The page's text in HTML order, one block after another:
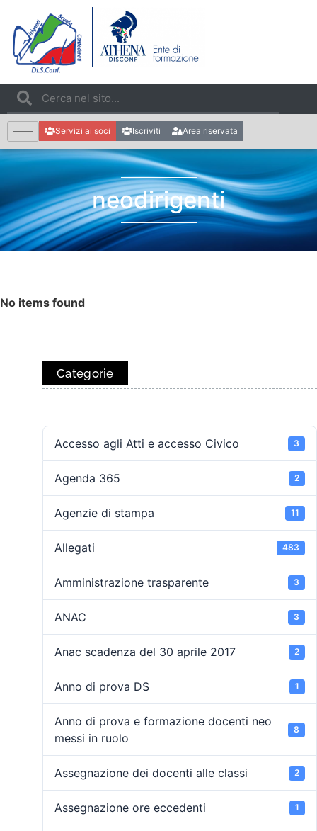
Servizi ai soci Iscriviti Area riservata
neodirigenti
No items found
Categorie
Accesso agli Atti e accesso Civico 3
Agenda 365 2
Agenzie di stampa 11
Allegati 483
Amministrazione trasparente 3
ANAC 3
Anac scadenza del 30 aprile 2017 2
Anno di prova DS 1
Anno di prova e formazione docenti neo
messi in ruolo
8
Assegnazione dei docenti alle classi 2
Assegnazione ore eccedenti 1